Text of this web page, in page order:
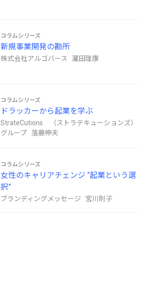
コラムシリーズ
新規事業開発の勘所
株式会社アルゴバース 瀧田理康
コラムシリーズ
ドラッカーから起業を学ぶ
StrateCutions （ストラテキューションズ）
グループ 落藤伸夫
コラムシリーズ
女性のキャリアチェンジ “起業という選
択”
ブランディングメッセージ 宮川則子